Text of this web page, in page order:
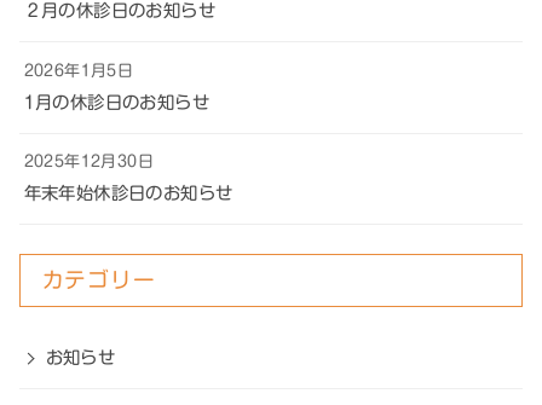
２月の休診日のお知らせ
1月の休診日のお知らせ
2026年1月5日
年末年始休診日のお知らせ
2025年12月30日
カテゴリー
お知らせ